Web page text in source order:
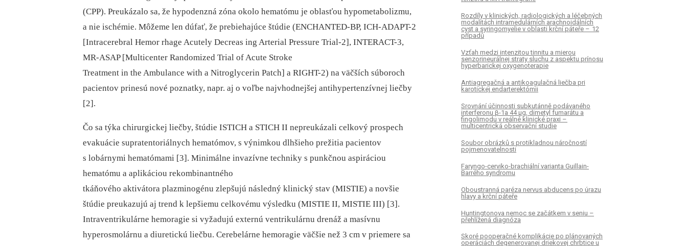
(CPP). Preukázalo sa, že hypodenzná zóna okolo hematómu je oblasťou hypometabolizmu,
a nie ischémie. Môžeme len dúfať, že prebiehajúce štúdie (ENCHANTED-BP, ICH-ADAPT-2
[Intracerebral Hemor rhage Acutely Decreas ing Arterial Pressure Trial-2], INTERACT-3,
MR-ASAP [Multicenter Randomized Trial of Acute Stroke
Treatment in the Ambulance with a Nitroglycerin Patch] a RIGHT-2) na väčších súboroch
pacientov prinesú nové poznatky, napr. aj o voľbe najvhodnejšej antihypertenzívnej liečby
[2].
Čo sa týka chirurgickej liečby, štúdie ISTICH a STICH II nepreukázali celkový prospech
evakuácie supratentoriálnych hematómov, s výnimkou dlhšieho prežitia pacientov
s lobárnymi hematómami [3]. Minimálne invazívne techniky s punkčnou aspiráciou
hematómu a aplikáciou rekombinantného
tkáňového aktivátora plazminogénu zlepšujú následný klinický stav (MISTIE) a novšie
štúdie preukazujú aj trend k lepšiemu celkovému výsledku (MISTIE II, MISTIE III) [3].
Intraventrikulárne hemoragie si vyžadujú externú ventrikulárnu drenáž a masívnu
hyperosmolárnu a diuretickú liečbu. Cerebelárne hemoragie väčšie než 3 cm v priemere sa
Rozdíly v klinických, radiologických a léčebných
modalitách intramedulárních arachnoidálních
cyst a syringomyelie v oblasti krční páteře – 12
případů
Vzťah medzi intenzitou tin­nitu a mierou
senzorineurálnej straty sluchu z aspektu prínosu
hyperbarickej oxygenoterapie
Antiagregačná a antikoagulačná liečba pri
karotickej endarterektómii
Srovnání účin­nosti subkután­ně podávaného
interferonu β-1a 44 μg, dimetyl fumarátu a
fingolimodu v reálné klinické praxi –
multicentrická observační studie
Soubor obrázků s protikladnou náročností
pojmenovatelnosti
Faryngo-cerviko-brachiální varianta Guillain-
Barrého syndromu
Oboustran­ná paréza nervus abducens po úrazu
hlavy a krční páteře
Huntingtonova nemoc se začátkem v seniu –
přehlížená diagnóza
Skoré pooperačné komplikácie po plánovaných
operáciách degenerovanej driekovej chrbtice u